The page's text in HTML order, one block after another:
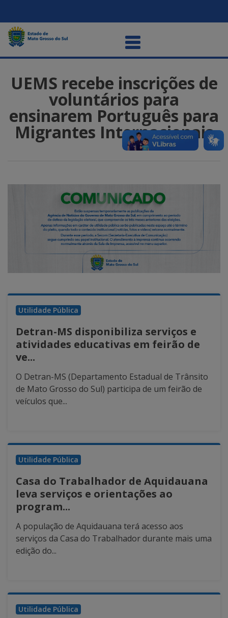
UEMS recebe inscrições de
voluntários para
ensinarem Português para
Migrantes Internacionais
Utilidade Pública
Detran-MS disponibiliza serviços e
atividades educativas em feirão de
ve...
O Detran-MS (Departamento Estadual de Trânsito
de Mato Grosso do Sul) participa de um feirão de
veículos que...
Utilidade Pública
Casa do Trabalhador de Aquidauana
leva serviços e orientações ao
program...
A população de Aquidauana terá acesso aos
serviços da Casa do Trabalhador durante mais uma
edição do...
Utilidade Pública